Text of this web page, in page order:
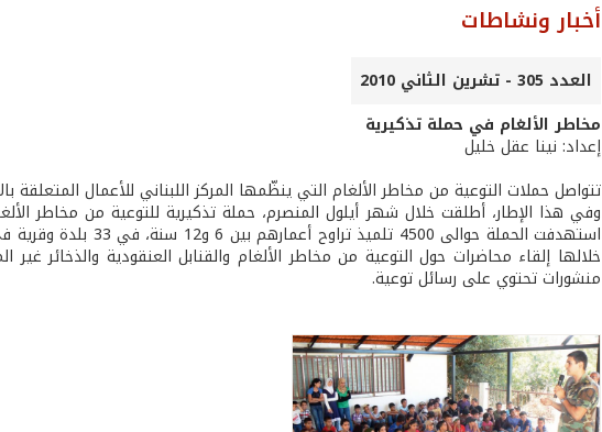
أخبار ونشاطات
العدد 305 - تشرين الثاني 2010
مخاطر الألغام في حملة تذكيرية
إعداد: نينا عقل خليل
تتواصل حملات التوعية من مخاطر الألغام التي ينظّمها المركز اللبناني للأعمال المتعلقة
استهدفت الحملة حوالى
خلالها إلقاء محاضرات حول التوعية من مخاطر الألغام والقنابل العنقودية والذخائر
منشورات تحتوي على رسائل توعية.